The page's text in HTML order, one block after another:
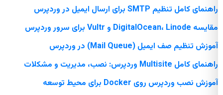
راهنمای کامل تنظیم SMTP برای ارسال ایمیل در وردپرس
مقایسه DigitalOcean، Linode و Vultr برای سرور وردپرس
آموزش تنظیم صف ایمیل (Mail Queue) در وردپرس
راهنمای کامل Multisite وردپرس: نصب، مدیریت و مشکلات
آموزش نصب وردپرس روی Docker برای محیط توسعه